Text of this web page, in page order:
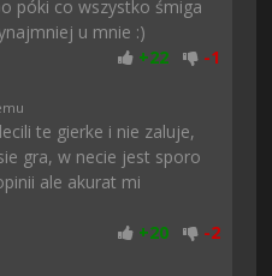
póki co wszystko śmiga
u mnie :)
+22 -1
te gierke i nie zaluje,
gra, w necie jest sporo
ale akurat mi
+20 -2